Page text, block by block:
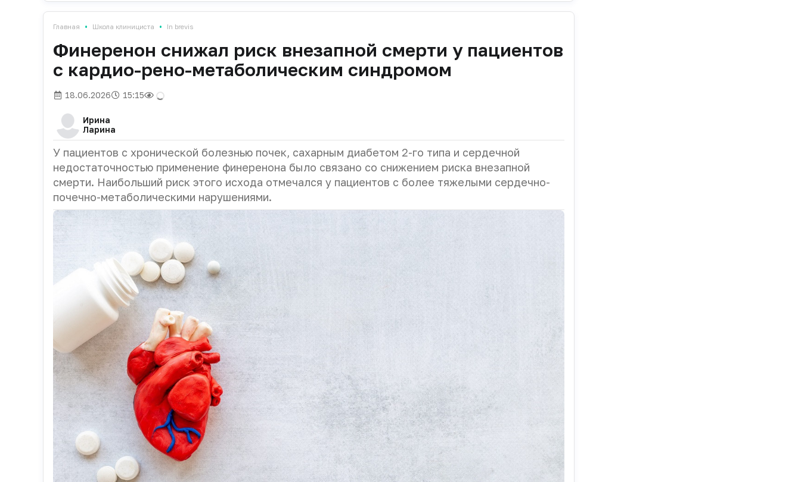
Главная • Школа клинициста • In brevis
Финеренон снижал риск внезапной смерти у пациентов
с кардио-рено-метаболическим синдромом
18.06.2026 15:15
Ирина
Ларина
У пациентов с хронической болезнью почек, сахарным диабетом 2-го типа и сердечной
недостаточностью применение финеренона было связано со снижением риска внезапной
смерти. Наибольший риск этого исхода отмечался у пациентов с более тяжелыми сердечно-
почечно-метаболическими нарушениями.